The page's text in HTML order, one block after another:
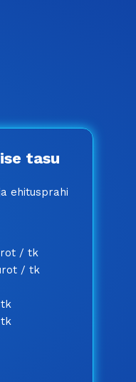
tasu
ehitusprahi
/ tk
/ tk